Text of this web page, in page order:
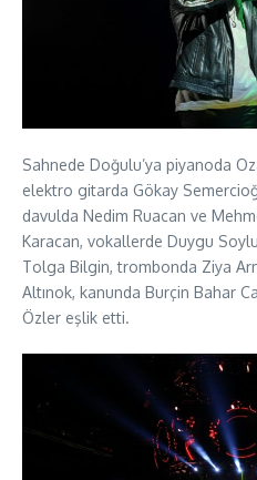
Sahnede Doğulu’ya piyanoda
elektro gitarda Gökay
davulda Nedim Ruacan ve
Karacan, vokallerde Duygu
Tolga Bilgin, trombonda Ziya
Altınok, kanunda Burçin Bahar
Özler eşlik etti.